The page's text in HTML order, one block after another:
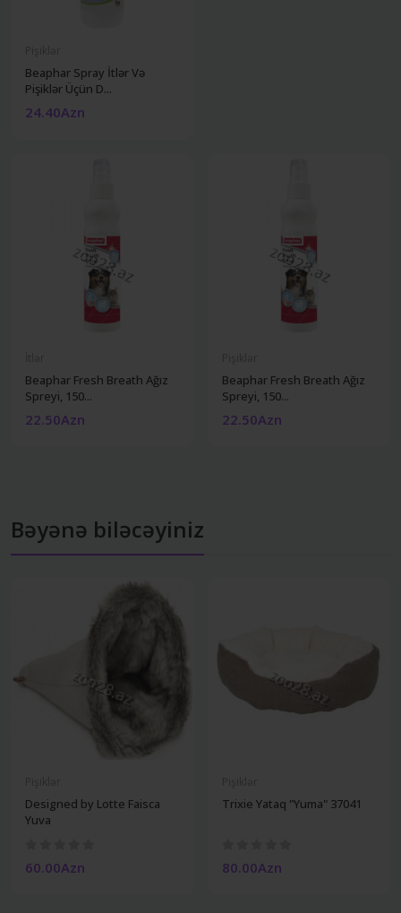
Beaphar Spray İtlər Və
Pişiklər Üçün D...
24.40Azn
Beaphar Fresh Breath Ağız
Spreyi, 150...
22.50Azn
Beaphar Fresh Breath Ağız
Spreyi, 150...
22.50Azn
Bəyənə biləcəyiniz
Designed by Lotte Faisca
Yuva
60.00Azn
Trixie Yataq "Yuma" 37041
80.00Azn